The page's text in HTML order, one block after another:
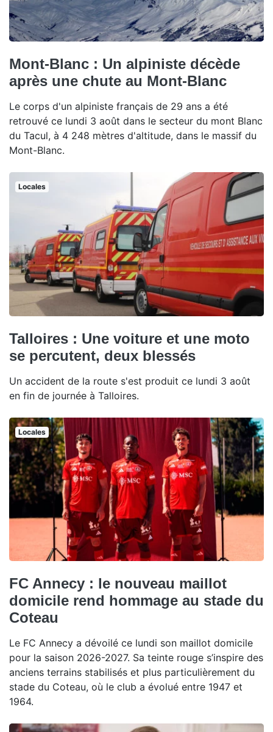
Mont-Blanc : Un alpiniste décède
après une chute au Mont-Blanc
Le corps d'un alpiniste français de 29 ans a été
retrouvé ce lundi 3 août dans le secteur du mont Blanc
du Tacul, à 4 248 mètres d'altitude, dans le massif du
Mont-Blanc.
Locales
Talloires : Une voiture et une moto
se percutent, deux blessés
Un accident de la route s'est produit ce lundi 3 août
en fin de journée à Talloires.
Locales
FC Annecy : le nouveau maillot
domicile rend hommage au stade du
Coteau
Le FC Annecy a dévoilé ce lundi son maillot domicile
pour la saison 2026-2027. Sa teinte rouge s’inspire des
anciens terrains stabilisés et plus particulièrement du
stade du Coteau, où le club a évolué entre 1947 et
1964.